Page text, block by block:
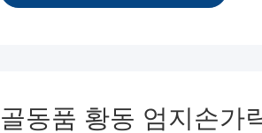
골동품 황동 엄지손가